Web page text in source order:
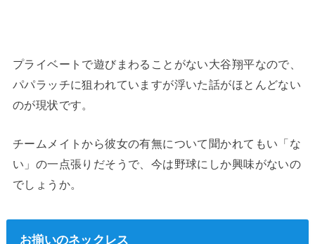
プライベートで遊びまわることがない大谷翔平なので、
パパラッチに狙われていますが浮いた話がほとんどない
のが現状です。
チームメイトから彼女の有無について聞かれてもい「な
い」の一点張りだそうで、今は野球にしか興味がないの
でしょうか。
お揃いのネックレス